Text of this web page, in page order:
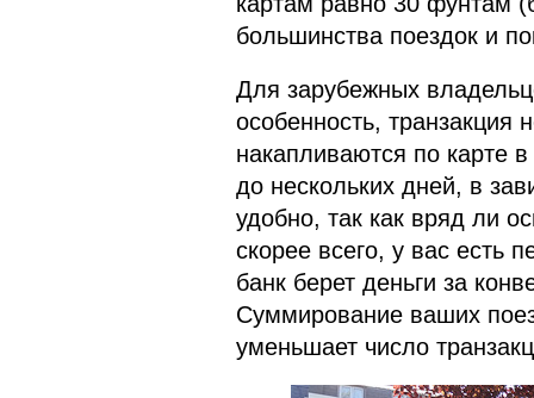
большинства поездок и
Для зарубежных
особенность, транзакция
накапливаются по карте
до нескольких дней, в
удобно, так как вряд ли
скорее всего, у вас есть
банк берет деньги за
Суммирование ваших
уменьшает число